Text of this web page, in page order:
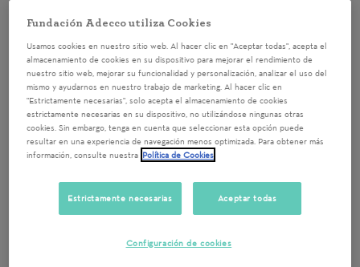
Participarás en un proyecto
diseñado para mejorar las
competencias digitales de las
personas con discapacidad que
atendemos.
a las personas voluntarias de participar en las actividades
Fundación Adecco utiliza Cookies
Usamos cookies en nuestro sitio web. Al hacer clic en "Aceptar todas", acepta el
almacenamiento de cookies en su dispositivo para mejorar el rendimiento de
nuestro sitio web, mejorar su funcionalidad y personalización, analizar el uso del
mismo y ayudarnos en nuestro trabajo de marketing. Al hacer clic en
"Estrictamente necesarias", solo acepta el almacenamiento de cookies
estrictamente necesarias en su dispositivo, no utilizándose ningunas otras
cookies. Sin embargo, tenga en cuenta que seleccionar esta opción puede
resultar en una experiencia de navegación menos optimizada. Para obtener más
información, consulte nuestra Política de Cookies
Estrictamente necesarias Aceptar todas
Configuración de cookies